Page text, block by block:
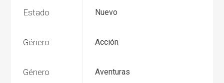
Estado Nuevo
Género Acción
Género Aventuras